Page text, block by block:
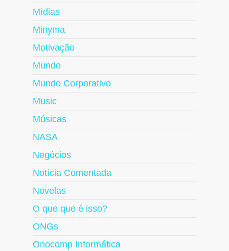
Mídias
Minyma
Motivação
Mundo
Mundo Corporativo
Music
Músicas
NASA
Negócios
Notícia Comentada
Novelas
O que que é isso?
ONGs
Onocomp Informática